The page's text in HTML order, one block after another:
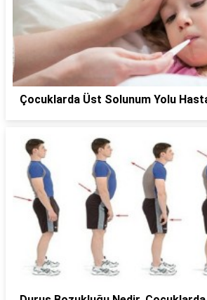
Çocuklarda Üst Solunum Yolu